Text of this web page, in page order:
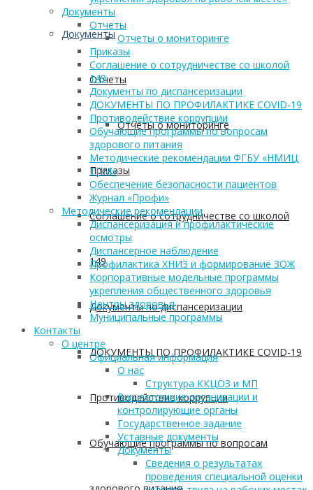
Документы
Отчеты
Отчеты о мониторинге
Приказы
Соглашение о сотрудничестве со школой
149
Документы по диспансеризации
ДОКУМЕНТЫ ПО ПРОФИЛАКТИКЕ COVID-19
Противодействие коррупции
Обучающие программы по вопросам
Документы
Отчеты
Отчеты о мониторинге
Приказы
Соглашение о сотрудничестве со школой
149
Документы по диспансеризации
ДОКУМЕНТЫ ПО ПРОФИЛАКТИКЕ COVID-19
Противодействие коррупции
Обучающие программы по вопросам
здорового питания
Методические рекомендации ФГБУ «НМИЦ
ТПМ»
Обеспечение безопасности пациентов
Журнал «Профи»
Методические рекомендации
Диспансеризация и профилактические
осмотры
Диспансерное наблюдение
Профилактика ХНИЗ и формирование ЗОЖ
Корпоративные модельные программы
укрепления общественного здоровья
Центры здоровья
Муниципальные программы
Контакты
О центре
Официальная информация
О нас
Структура ККЦОЗ и МП
Вышестоящие организации и
контролирующие органы
Государственное задание
Уставные документы
Документы
Сведения о результатах
проведения специальной оценки